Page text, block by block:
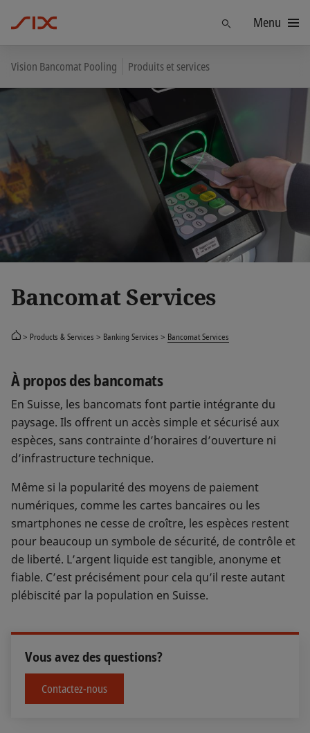
TrouverMenu
Vision Bancomat Pooling Produits et services
Bancomat Services
Products & Services Banking Services Bancomat Services
À propos des bancomats
En Suisse, les bancomats font partie intégrante du
paysage. Ils offrent un accès simple et sécurisé aux
espèces, sans contrainte d’horaires d’ouverture ni
d’infrastructure technique.
Même si la popularité des moyens de paiement
numériques, comme les cartes bancaires ou les
smartphones ne cesse de croître, les espèces restent
pour beaucoup un symbole de sécurité, de contrôle et
de liberté. L’argent liquide est tangible, anonyme et
fiable. C’est précisément pour cela qu’il reste autant
plébiscité par la population en Suisse.
Vous avez des questions?
Contactez-nous